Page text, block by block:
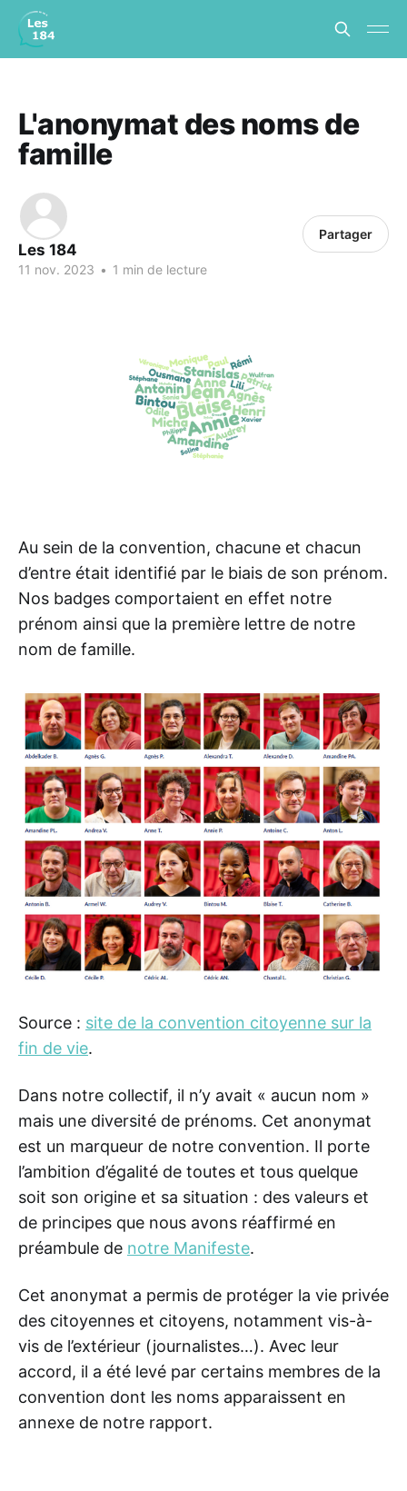
L'anonymat des noms de
famille
Les 184
11 nov. 2023 • 1 min de lecture
Partager
Au sein de la convention, chacune et chacun
d’entre était identifié par le biais de son prénom.
Nos badges comportaient en effet notre
prénom ainsi que la première lettre de notre
nom de famille.
Source : site de la convention citoyenne sur la
fin de vie.
Dans notre collectif, il n’y avait « aucun nom »
mais une diversité de prénoms. Cet anonymat
est un marqueur de notre convention. Il porte
l’ambition d’égalité de toutes et tous quelque
soit son origine et sa situation : des valeurs et
de principes que nous avons réaffirmé en
préambule de notre Manifeste.
Cet anonymat a permis de protéger la vie privée
des citoyennes et citoyens, notamment vis-à-
vis de l’extérieur (journalistes…). Avec leur
accord, il a été levé par certains membres de la
convention dont les noms apparaissent en
annexe de notre rapport.